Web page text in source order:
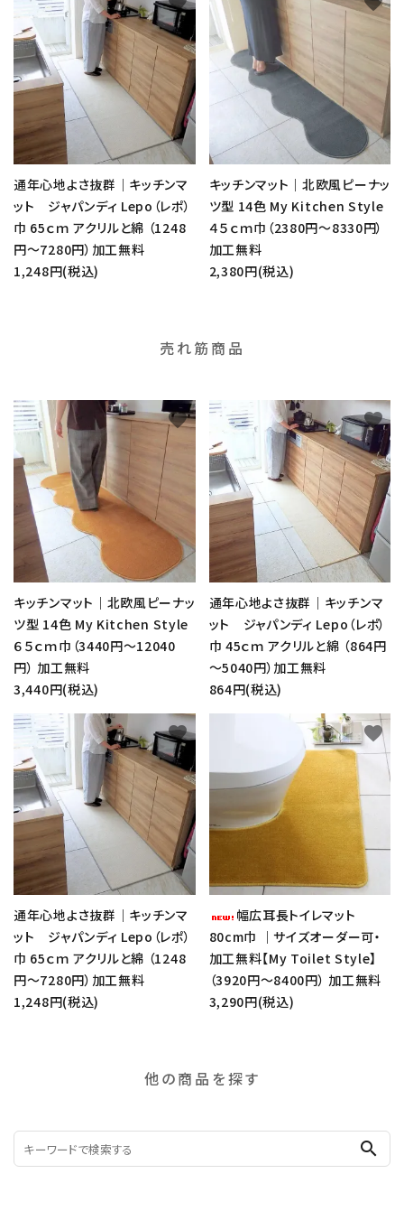
通年心地よさ抜群｜キッチンマ
ット ジャパンディ Lepo（レポ）
巾 65ｃｍ アクリルと綿 （1248
円～7280円）加工無料
1,248円(税込)
キッチンマット｜北欧風ピーナッ
ツ型 14色 My Kitchen Style
４５ｃｍ巾（2380円～8330円）
加工無料
2,380円(税込)
売れ筋商品
キッチンマット｜北欧風ピーナッ
ツ型 14色 My Kitchen Style
６５ｃｍ巾（3440円～12040
円） 加工無料
3,440円(税込)
favorite
通年心地よさ抜群｜キッチンマ
ット ジャパンディ Lepo（レポ）
巾 45ｃｍ アクリルと綿 （864円
～5040円）加工無料
864円(税込)
favorite
通年心地よさ抜群｜キッチンマ
ット ジャパンディ Lepo（レポ）
巾 65ｃｍ アクリルと綿 （1248
円～7280円）加工無料
1,248円(税込)
favorite
幅広耳長トイレマット
80cm巾 ｜サイズオーダー可・
加工無料【My Toilet Style】
（3920円～8400円） 加工無料
3,290円(税込)
favorite
他の商品を探す
search